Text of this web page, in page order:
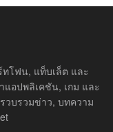
ทโฟน, แท็บเล็ต และ
แอปพลิเคชัน, เกม และ
วบรวมข่าว, บทความ